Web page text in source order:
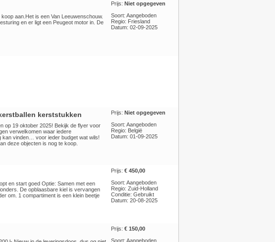
aan.Het is een Van Leeuwenschouw.
en er ligt een Peugeot motor in. De
Prijs: Niet opgegeven
Soort: Aangeboden
Regio: Friesland
Datum: 02-09-2025
kerststukken
op 19 oktober 2025! Bekijk de flyer voor
verwelkomen waar iedere
kan vinden… voor ieder budget wat wils!
deze objecten is nog te koop.
Prijs: Niet opgegeven
Soort: Aangeboden
Regio: België
Datum: 01-09-2025
en start goed Optie: Samen met een
De opblaasbare kiel is vervangen
om. 1 compartiment is een klein beetje
Prijs: € 450,00
Soort: Aangeboden
Regio: Zuid-Holland
Conditie: Gebruikt
Datum: 20-08-2025
Prijs: € 150,00
Soort: Aangeboden